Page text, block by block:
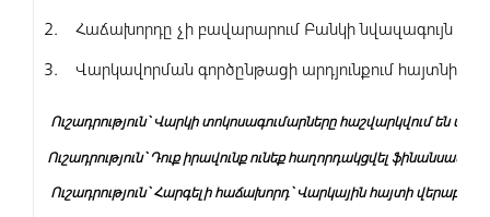
Հաճախորդը չի բավարարում Բանկի նվազագույն
Վարկավորման գործընթացի արդյունքում հայտնի է
Ուշադրություն` Վարկի տոկոսագումարները հաշվարկվում են
Ուշադրություն` Դուք իրավունք ունեք հաղորդակցվել
Ուշադրություն` Հարգելի հաճախորդ` Վարկային հայտի